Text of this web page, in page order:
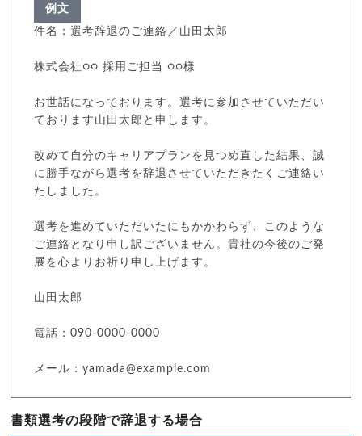
例文
件名：選考辞退のご連絡／山田太郎
株式会社○○ 採用ご担当 ○○様
お世話になっております。選考に参加させていただい
ております山田太郎と申します。
改めて自分のキャリアプランを見つめ直した結果、誠
に勝手ながら選考を辞退させていただきたくご連絡い
たしました。
選考を進めていただいたにもかかわらず、このような
ご連絡となり申し訳ございません。貴社の今後のご発
展を心よりお祈り申し上げます。
山田太郎
電話：090-0000-0000
メール：yamada@example.com
書類選考の段階で辞退する場合